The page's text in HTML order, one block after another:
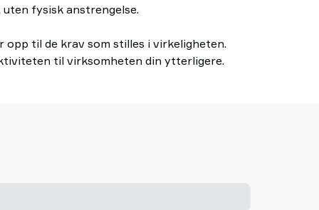
fysisk anstrengelse.
til de krav som stilles i virkeligheten.
til virksomheten din ytterligere.